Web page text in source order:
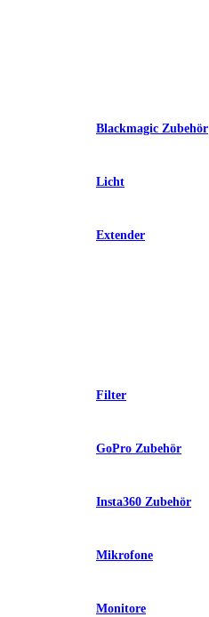
Blackmagic Zubehör
Licht
Extender
Filter
GoPro Zubehör
Insta360 Zubehör
Mikrofone
Monitore